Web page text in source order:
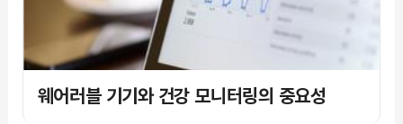
웨어러블 기기와 건강 모니터링의 중요성